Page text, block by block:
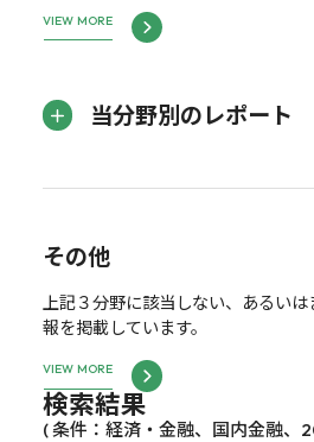
VIEW MORE
当分野別のレポート
その他
上記３分野に該当しない、あるい
報を掲載しています。
VIEW MORE
検索結果
( 条件：経済・金融、国内金融